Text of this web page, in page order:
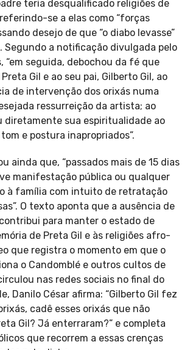
teria desqualificado religiões de
se a elas como “forças
desejo de que “o diabo levasse”
Segundo a notificação divulgada pelo
“em seguida, debochou da fé que
Gil e ao seu pai, Gilberto Gil, ao
de intervenção dos orixás numa
ressurreição da artista; ao
diretamente sua espiritualidade ao
e postura inapropriados”.
ainda que, “passados mais de 15 dias
manifestação pública ou qualquer
à família com intuito de retratação
O texto aponta que a ausência de
para manter o estado de
de Preta Gil e às religiões afro-
que registra o momento em que o
o Candomblé e outros cultos de
nas redes sociais no final do
Danilo César afirma: “Gilberto Gil fez
cadê esses orixás que não
Gil? Já enterraram?” e completa
que recorrem a essas crenças